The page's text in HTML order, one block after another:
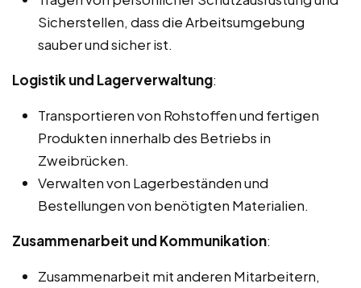
Sicherstellen, dass die Arbeitsumgebung
sauber und sicher ist.
Logistik und Lagerverwaltung:
Transportieren von Rohstoffen und fertigen
Produkten innerhalb des Betriebs in
Zweibrücken.
Verwalten von Lagerbeständen und
Bestellungen von benötigten Materialien.
Zusammenarbeit und Kommunikation:
Zusammenarbeit mit anderen Mitarbeitern,